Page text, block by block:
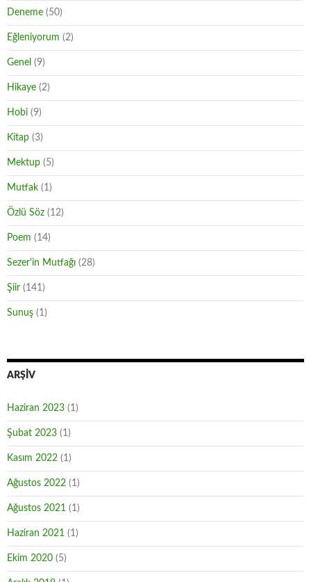
Deneme (50)
Eğleniyorum (2)
Genel (9)
Hikaye (2)
Hobi (9)
Kitap (3)
Mektup (5)
Mutfak (1)
Özlü Söz (12)
Poem (14)
Sezer'in Mutfağı (28)
Şiir (141)
Sunuş (1)
ARŞIV
Haziran 2023 (1)
Şubat 2023 (1)
Kasım 2022 (1)
Ağustos 2022 (1)
Ağustos 2021 (1)
Haziran 2021 (1)
Ekim 2020 (5)